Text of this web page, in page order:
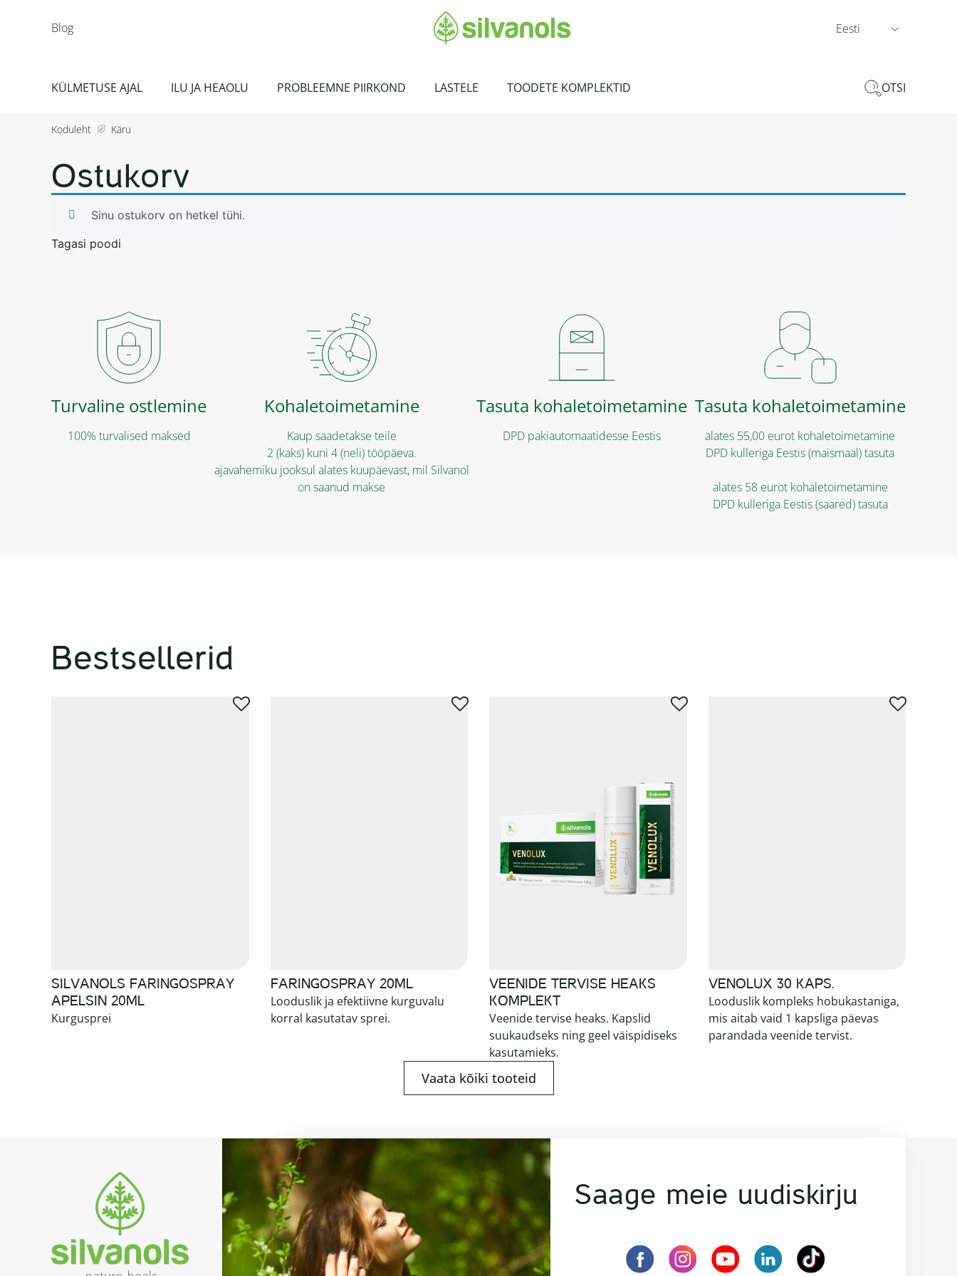
Blog Eesti
KÜLMETUSE AJAL ILU JA HEAOLU PROBLEEMNE PIIRKOND LASTELE TOODETE KOMPLEKTID OTSI
Koduleht Käru
Ostukorv
Sinu ostukorv on hetkel tühi.
Tagasi poodi
Turvaline ostlemine
100% turvalised maksed
Kohaletoimetamine
Kaup saadetakse teile
2 (kaks) kuni 4 (neli) tööpäeva.
ajavahemiku jooksul alates kuupäevast, mil Silvanol
on saanud makse
Tasuta kohaletoimetamine
DPD pakiautomaatidesse Eestis
Tasuta kohaletoimetamine
alates 55,00 eurot kohaletoimetamine
DPD kulleriga Eestis (maismaal) tasuta
alates 58 eurot kohaletoimetamine
DPD kulleriga Eestis (saared) tasuta
Bestsellerid
SILVANOLS FARINGOSPRAY
APELSIN 20ML
Kurgusprei
FARINGOSPRAY 20ML
Looduslik ja efektiivne kurguvalu
korral kasutatav sprei.
VEENIDE TERVISE HEAKS
KOMPLEKT
Veenide tervise heaks. Kapslid
suukaudseks ning geel väispidiseks
kasutamieks.
VENOLUX 30 KAPS.
Looduslik kompleks hobukastaniga,
mis aitab vaid 1 kapsliga päevas
parandada veenide tervist.
Vaata kõiki tooteid
Saage meie uudiskirju